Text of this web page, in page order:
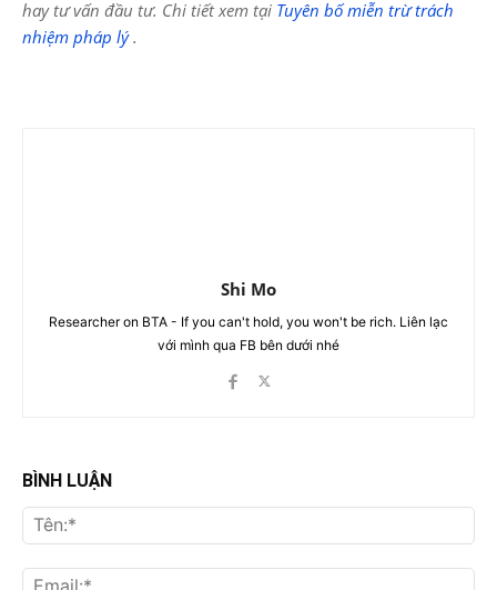
hay tư vấn đầu tư. Chi tiết xem tại Tuyên bố miễn trừ trách
nhiệm pháp lý.
Shi Mo
Researcher on BTA - If you can't hold, you won't be rich. Liên lạc
với mình qua FB bên dưới nhé
BÌNH LUẬN